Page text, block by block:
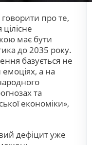
про те,
має бути
до 2035 року.
базується не
а на
та
економіки»,
дефіцит уже